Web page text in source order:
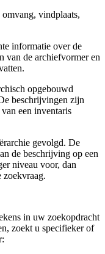
vindplaats,
informatie over de
van de archiefvormer en
opgebouwd
beschrijvingen zijn
een inventaris
gevolgd. De
de beschrijving op een
niveau voor, dan
zoekvraag.
in uw zoekopdracht
zoekt u specifieker of